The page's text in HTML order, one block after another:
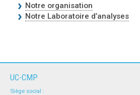
Notre organisation
Notre Laboratoire d’analyses
UC-CMP
Siège social :